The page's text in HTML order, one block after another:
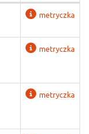
metryczka
metryczka
metryczka